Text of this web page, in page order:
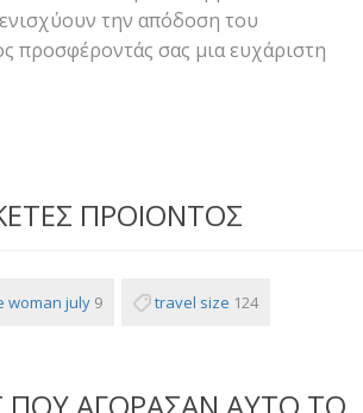
την απόδοση του
προσφέροντάς σας μια ευχάριστη
ΠΡΟΙΟΝΤΟΣ
woman july 9 travel size 124
ΠΟΥ ΑΓΟΡΑΣΑΝ ΑΥΤΟ ΤΟ